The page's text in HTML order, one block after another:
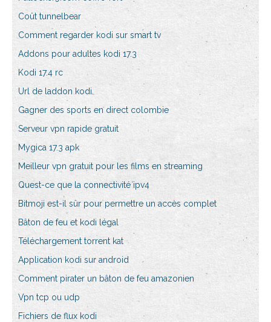
Coût tunnelbear
Comment regarder kodi sur smart tv
Addons pour adultes kodi 17.3
Kodi 17.4 rc
Url de laddon kodi
Gagner des sports en direct colombie
Serveur vpn rapide gratuit
Mygica 17.3 apk
Meilleur vpn gratuit pour les films en streaming
Quest-ce que la connectivité ipv4
Bitmoji est-il sûr pour permettre un accès complet
Bâton de feu et kodi légal
Téléchargement torrent kat
Application kodi sur android
Comment pirater un bâton de feu amazonien
Vpn tcp ou udp
Fichiers de flux kodi